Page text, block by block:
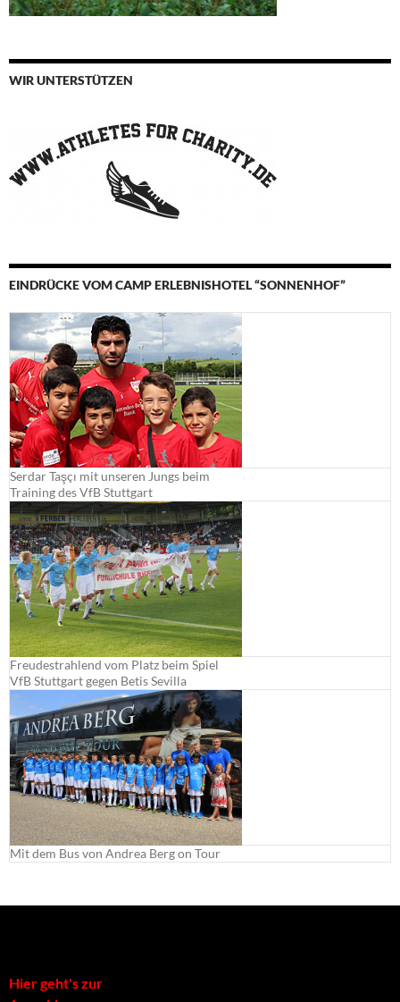
WIR UNTERSTÜTZEN
EINDRÜCKE VOM CAMP ERLEBNISHOTEL “SONNENHOF”
Serdar Taşçı mit unseren Jungs beim
Training des VfB Stuttgart
Freudestrahlend vom Platz beim Spiel
VfB Stuttgart gegen Betis Sevilla
Mit dem Bus von Andrea Berg on Tour
Hier geht's zur